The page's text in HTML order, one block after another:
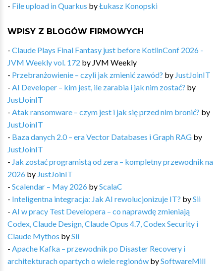
- File upload in Quarkus byŁukasz Konopski
WPISY Z BLOGÓW FIRMOWYCH
- Claude Plays Final Fantasy just before KotlinConf 2026 -
JVM Weekly vol. 172 by JVM Weekly
- Przebranżowienie – czyli jak zmienić zawód? by JustJoinIT
- AI Developer – kim jest, ile zarabia i jak nim zostać? by
JustJoinIT
- Atak ransomware – czym jest i jak się przed nim bronić? by
JustJoinIT
- Baza danych 2.0 – era Vector Databases i Graph RAG by
JustJoinIT
- Jak zostać programistą od zera – kompletny przewodnik na
2026 by JustJoinIT
- Scalendar – May 2026 byScalaC
- Inteligentna integracja: Jak AI rewolucjonizuje IT? bySii
- AI w pracy Test Developera – co naprawdę zmieniają
Codex, Claude Design, Claude Opus 4.7, Codex Security i
Claude Mythos bySii
- Apache Kafka – przewodnik po Disaster Recovery i
architekturach opartych o wiele regionów bySoftwareMill